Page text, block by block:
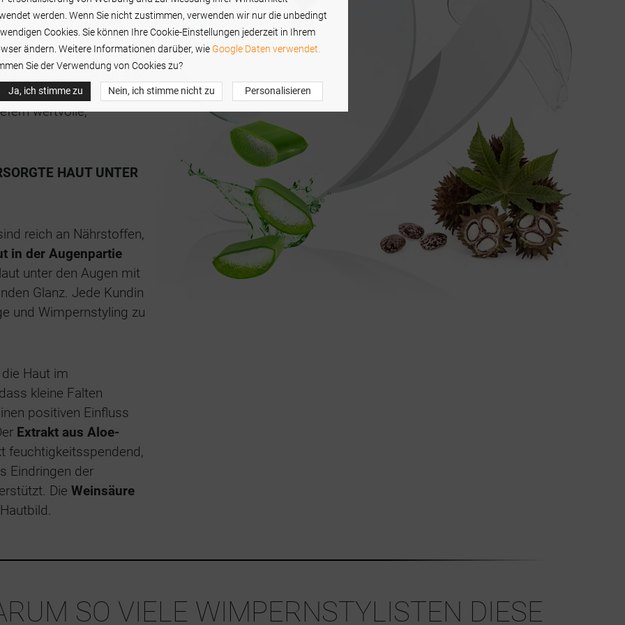
Hydrogel-Augenpads
bei der
zusätzlich beruhigt und
Augenlider gelegten
wertvolle,
HAUT UNTER
reich an Nährstoffen,
in der Augenpartie
unter den Augen mit
Glanz. Jede Kundin
und Wimpernstyling zu
Haut im
kleine Falten
positiven Einfluss
Extrakt aus Aloe-
feuchtigkeitsspendend,
Eindringen der
Die Weinsäure
SO VIELE WIMPERNSTYLISTEN DIESE
werden. Wenn Sie nicht zustimmen, verwenden wir nur die unbedingt
Cookies. Sie können Ihre Cookie-Einstellungen jederzeit in Ihrem
ändern. Weitere Informationen darüber, wie Google Daten verwendet.
Sie der Verwendung von Cookies zu?
Ja, ich stimme zu Nein, ich stimme nicht zu Personalisieren